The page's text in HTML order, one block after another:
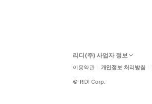
리디(주) 사업자 정보
이용약관 개인정보 처리방침
© RIDI Corp.